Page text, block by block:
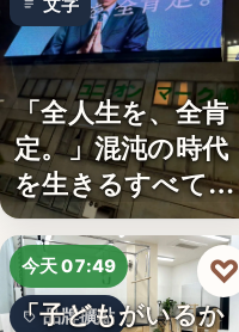
「全人生を、全肯
定。」混沌の時代
を生きるすべての
人へ贈る…
今天 07:49
品牌擴點
「子どもがいるか
♡